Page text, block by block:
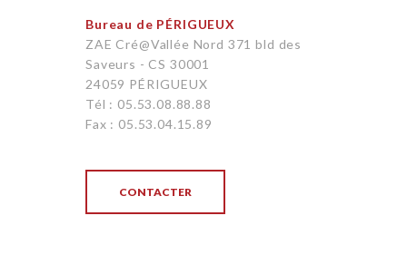
Bureau de PÉRIGUEUX
ZAE Cré@Vallée Nord 371 bld des
Saveurs - CS 30001
24059 PÉRIGUEUX
Tél : 05.53.08.88.88
Fax : 05.53.04.15.89
CONTACTER